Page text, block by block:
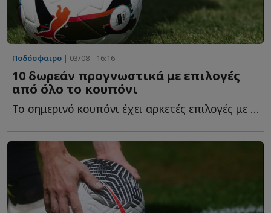
Ποδόσφαιρο | 03/08 - 16:16
10 δωρεάν προγνωστικά με επιλογές
από όλο το κουπόνι
Το σημερινό κουπόνι έχει αρκετές επιλογές με ενδιαφέρον κ...